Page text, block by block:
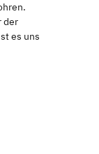
der
es uns